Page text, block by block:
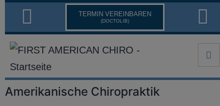
TERMIN VEREINBAREN
(DOCTOLIB)
Amerikanische Chiropraktik